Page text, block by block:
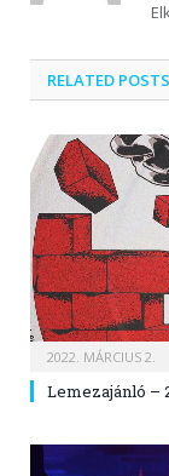
RELATED POSTS
2022. MÁRCIUS 2.
Lemezajánló –